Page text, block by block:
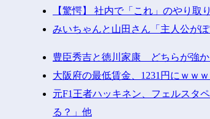
【驚愕】 社内で「これ」のやり取
みいちゃんと山田さん「主人公が
豊臣秀吉と徳川家康 どちらが強
大阪府の最低賃金、1231円にｗｗ
元F1王者ハッキネン、フェルスタ
る？」他